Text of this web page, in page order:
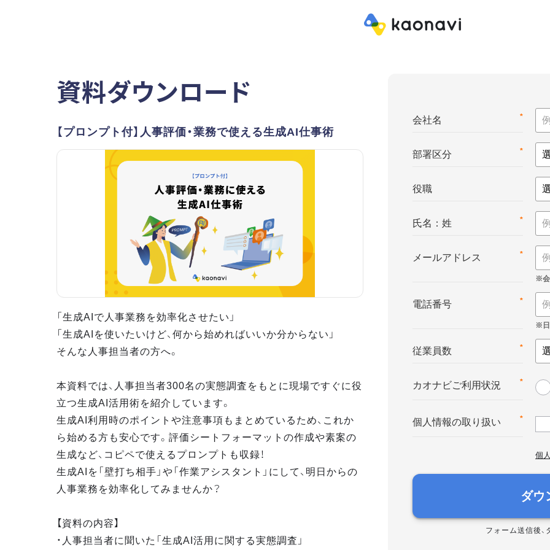
資料ダウンロード
【プロンプト付】人事評価・業務で使える生成AI仕事術
「生成AIで人事業務を効率化させたい」
「生成AIを使いたいけど、何から始めればいいか分からない」
そんな人事担当者の方へ。
本資料では、人事担当者300名の実態調査をもとに現場ですぐに役
立つ生成AI活用術を紹介しています。
生成AI利用時のポイントや注意事項もまとめているため、これか
ら始める方も安心です。評価シートフォーマットの作成や素案の
生成など、コピペで使えるプロンプトも収録！
生成AIを「壁打ち相手」や「作業アシスタント」にして、明日からの
人事業務を効率化してみませんか？
【資料の内容】
・人事担当者に聞いた「生成AI活用に関する実態調査」
*
会社名
*
部署区分
役職
*
氏名：姓
*
メールアドレス
*
電話番号
*
従業員数
*
カオナビご利用状況
*
個人情報の取り扱い
個
ダウ
フォーム送信後